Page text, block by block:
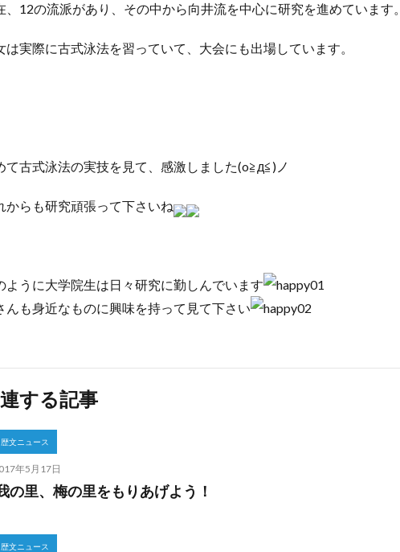
、12の流派があり、その中から向井流を中心に研究を進めています。
は実際に古式泳法を習っていて、大会にも出場しています。
て古式泳法の実技を見て、感激しました(o≧д≦)ノ
からも研究頑張って下さいね
ように大学院生は日々研究に勤しんでいます
んも身近なものに興味を持って見て下さい
する記事
歴文ニュース
年5月17日
の里、梅の里をもりあげよう！
歴文ニュース